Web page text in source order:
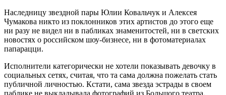
Наследницу звездной пары Юлии Ковальчук и Алексея
Чумакова никто из поклонников этих артистов до этого еще
ни разу не видел ни в пабликах знаменитостей, ни в светских
новостях о российском шоу-бизнесе, ни в фотоматериалах
папарацци.
Исполнители категорически не хотели показывать девочку в
социальных сетях, считая, что та сама должна пожелать стать
публичной личностью. Кстати, сама звезда эстрады в своем
паблике не выкладывала фотографий из Большого театра.